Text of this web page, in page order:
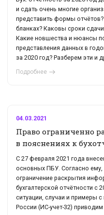
и сдать очень многие
представить формы
бланках? Каковы сроки
Какие новшества и нюансы
представления данных в
за 2020 год? Разберем эти и
Подробнее
04.03.2021
Право ограниченно
в пояснениях к
С 27 февраля 2021 года
основных ПБУ. Согласно ему,
ограничение раскрытия
бухгалтерской отчётности с
ситуации, случаи и примеры
России (ИС-учет-32) приводим